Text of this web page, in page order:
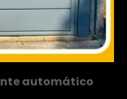
automático